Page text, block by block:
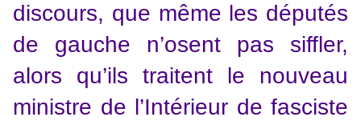
discours, que même les députés
de gauche n’osent pas siffler,
alors qu’ils traitent le nouveau
ministre de l’Intérieur de fasciste